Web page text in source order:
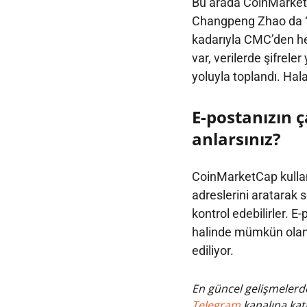
Changpeng Zhao
kadarıyla CMC’den
var, verilerde şifreler
yoluyla toplandı.
E-postanızın
anlarsınız?
CoinMarketCap
adreslerini aratarak
kontrol edebilirler.
halinde mümkün
ediliyor.
En güncel